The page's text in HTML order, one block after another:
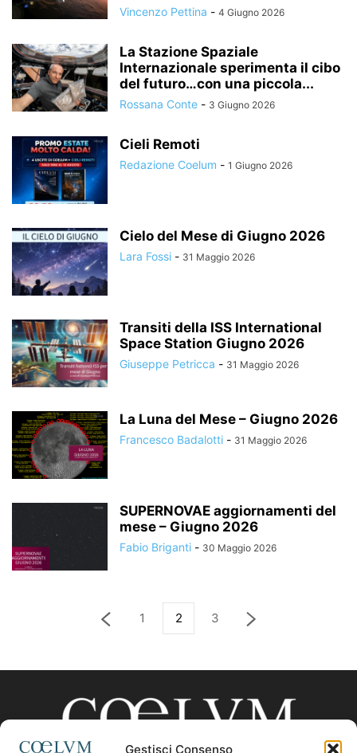
Gestisci Consenso
Vincenzo Pettina - 4 Giugno 2026
La Stazione Spaziale
Internazionale sperimenta il cibo
del futuro…con una piccola...
Rossana Conte - 3 Giugno 2026
Cieli Remoti
Redazione Coelum - 1 Giugno 2026
Cielo del Mese di Giugno 2026
Lara Fossi - 31 Maggio 2026
Transiti della ISS International
Space Station Giugno 2026
Giuseppe Petricca - 31 Maggio 2026
La Luna del Mese – Giugno 2026
Francesco Badalotti - 31 Maggio 2026
SUPERNOVAE aggiornamenti del
mese – Giugno 2026
Fabio Briganti - 30 Maggio 2026
1 2 3